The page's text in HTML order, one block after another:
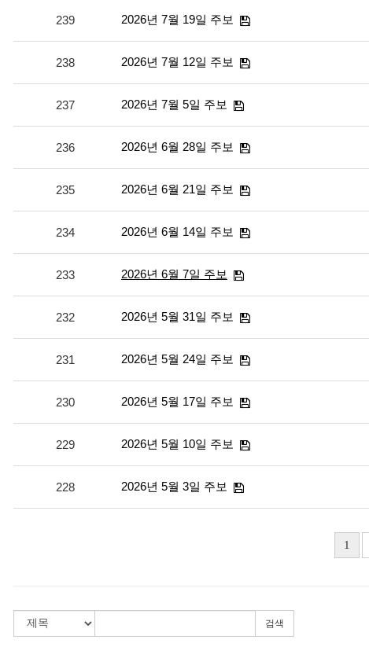
239 2026년 7월 19일 주보
238 2026년 7월 12일 주보
237 2026년 7월 5일 주보
236 2026년 6월 28일 주보
235 2026년 6월 21일 주보
234 2026년 6월 14일 주보
233 2026년 6월 7일 주보
232 2026년 5월 31일 주보
231 2026년 5월 24일 주보
230 2026년 5월 17일 주보
229 2026년 5월 10일 주보
228 2026년 5월 3일 주보
1
검색